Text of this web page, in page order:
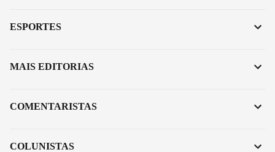
ESPORTES
MAIS EDITORIAS
COMENTARISTAS
COLUNISTAS